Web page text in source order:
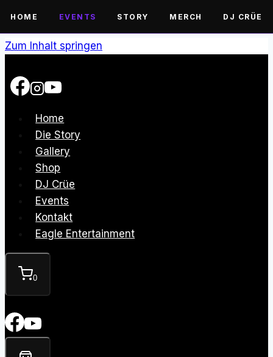
HOME EVENTS STORY MERCH DJ CRÜE
Zum Inhalt springen
Home
Die Story
Gallery
Shop
DJ Crüe
Events
Kontakt
Eagle Entertainment
0